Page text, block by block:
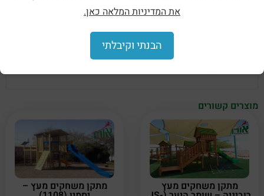
הילדים יכולים להיות ממגוון האלמנטים המצויים במתקן.
פעילות גופנית בשביל הילדים המשחקים בו.
ניתן לראות מתקנים אלו להציבם הגני משחקים, פארקים
מוצרים קשורים
מתקן משחקים מעץ מתקן משחקים מעץ –
את המדיניות המלאה כאן.
הבנתי וקיבלתי